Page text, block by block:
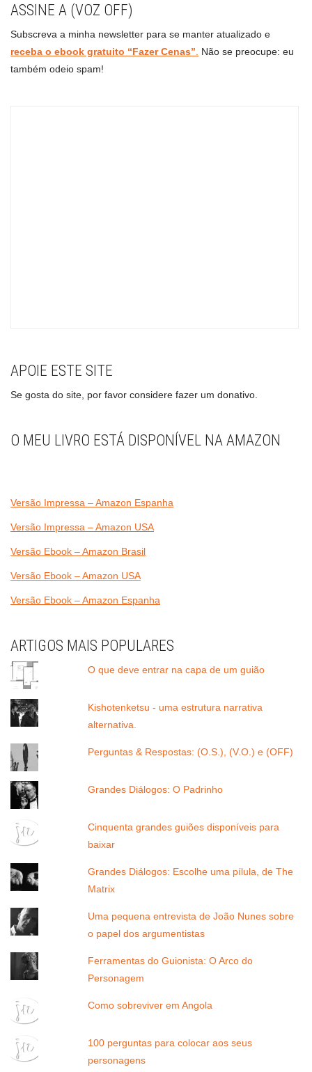
ASSINE A (VOZ OFF)
Subscreva a minha newsletter para se manter atualizado e
receba o ebook gratuito “Fazer Cenas”
Não se preocupe: eu
também odeio spam!
APOIE ESTE SITE
Se gosta do site, por favor considere fazer um donativo.
O MEU LIVRO ESTÁ DISPONÍVEL NA AMAZON
Versão Impressa – Amazon Espanha
Versão Impressa – Amazon USA
Versão Ebook – Amazon Brasil
Versão Ebook – Amazon USA
Versão Ebook – Amazon Espanha
ARTIGOS MAIS POPULARES
O que deve entrar na capa de um guião
Kishotenketsu - uma estrutura narrativa
alternativa.
Perguntas & Respostas: (O.S.), (V.O.) e (OFF)
Grandes Diálogos: O Padrinho
Cinquenta grandes guiões disponíveis para
baixar
Grandes Diálogos: Escolhe uma pílula, de The
Matrix
Uma pequena entrevista de João Nunes sobre
o papel dos argumentistas
Ferramentas do Guionista: O Arco do
Personagem
Como sobreviver em Angola
100 perguntas para colocar aos seus
personagens